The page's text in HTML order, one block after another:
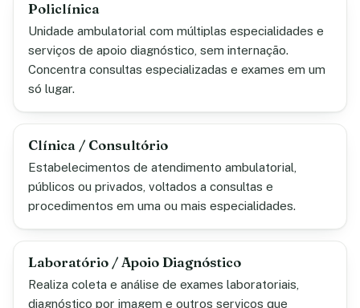
Policlínica
Unidade ambulatorial com múltiplas especialidades e
serviços de apoio diagnóstico, sem internação.
Concentra consultas especializadas e exames em um
só lugar.
Clínica / Consultório
Estabelecimentos de atendimento ambulatorial,
públicos ou privados, voltados a consultas e
procedimentos em uma ou mais especialidades.
Laboratório / Apoio Diagnóstico
Realiza coleta e análise de exames laboratoriais,
diagnóstico por imagem e outros serviços que